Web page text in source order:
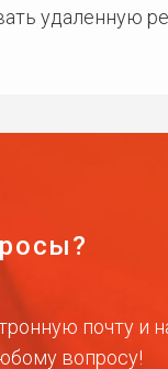
удаленную
почту и
вопросу!